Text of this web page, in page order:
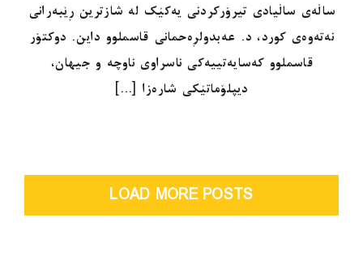
ساڵەی ساڵیادی تیرۆرکردنی یەکێک لە شازترین ڕێبەرانی
نەتەوەی کورد، د. عەبدولڕەحمانی قاسملوو داین. دوکتۆر
قاسملوو کەسایەتییەکی ناسراوی ناوچە و جیهان،
دیپلۆماتێکی شارەزا [...]
LOAD MORE POSTS